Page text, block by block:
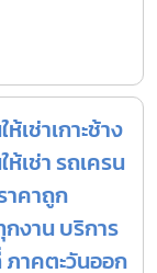
เช่าเกาะช้าง
ห้เช่า รถเครน
าคาถูก
งาน บริการ
าคตะวันออก